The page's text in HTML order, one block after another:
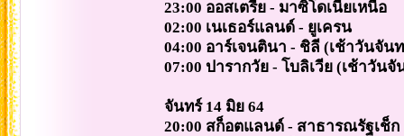
23:00 ออสเตรีย - มาซิโดเนียเหนือ
02:00 เนเธอร์แลนด์ - ยูเครน
04:00 อาร์เจนตินา - ชิลี (เช้าวันจัน
07:00 ปารากวัย - โบลิเวีย (เช้าวันจั
จันทร์ 14 มิย 64
20:00 สก็อตแลนด์ - สาธารณรัฐเช็ก